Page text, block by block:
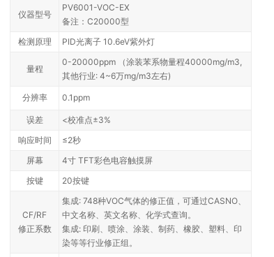
仪器型号
PV6001-VOC-EX
备注：C20000型
检测原理
PID光离子 10.6eV紫外灯
量程
0-20000ppm （涂装苯系物量程40000mg/m3,
其他行业: 4~6万mg/m3左右)
分辨率 0.1ppm
误差
<校准点±3%
响应时间
≤2秒
屏幕
4寸 TFT彩色电容触摸屏
按键
20按键
CF/RF
修正系数
集成: 748种VOC气体的修正值，可通过CASNO、
中文名称、英文名称、化学式查询。
集成: 印刷、喷涂、涂装、制药、橡胶、塑料、印
染等等行业修正组。